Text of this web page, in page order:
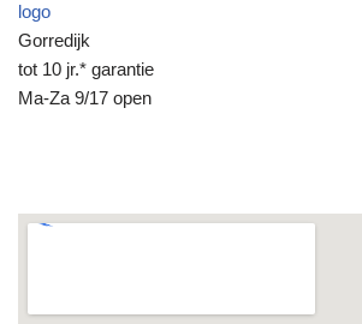
logo
Gorredijk
tot 10 jr.* garantie
Ma-Za 9/17 open